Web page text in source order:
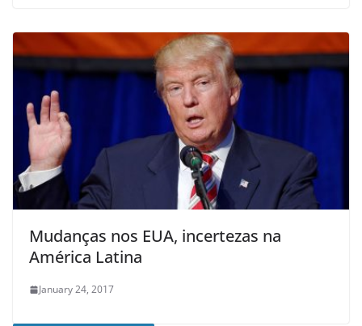
Mudanças nos EUA, incertezas na
América Latina
January 24, 2017